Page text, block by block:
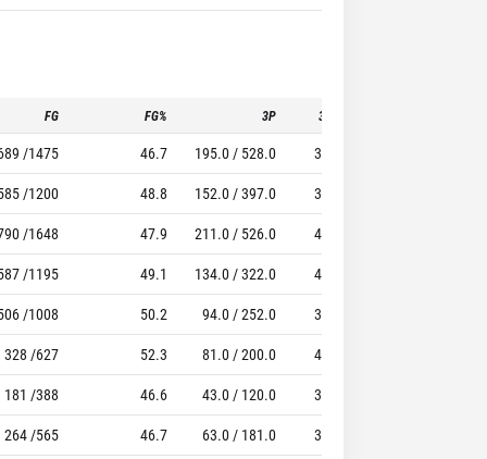
FG FG% 3P 3P%
/1475 46.7 195.0 / 528.0 36.9
/1200 48.8 152.0 / 397.0 38.3
/1648 47.9 211.0 / 526.0 40.1
/1195 49.1 134.0 / 322.0 41.6
/1008 50.2 94.0 / 252.0 37.3
328 /627 52.3 81.0 / 200.0 40.5
181 /388 46.6 43.0 / 120.0 35.8
264 /565 46.7 63.0 / 181.0 34.8